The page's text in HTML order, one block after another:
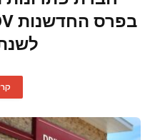
לשנת